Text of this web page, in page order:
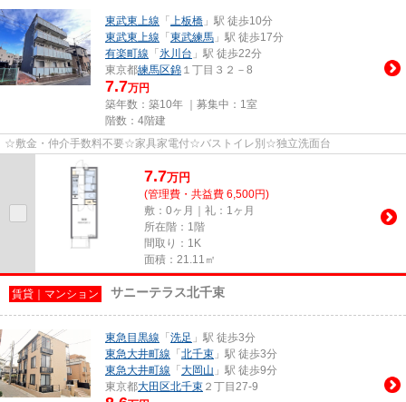
東武東上線 「 上板橋 」駅 徒歩10分
東武東上線 「 東武練馬 」駅 徒歩17分
有楽町線 「 氷川台 」駅 徒歩22分
東京都練馬区錦 １丁目３２－8
7.7万円
築年数：築10年 ｜募集中： 1室
階数：4階建
☆敷金・仲介手数料不要☆家具家電付☆バストイレ別☆独立洗面台
7.7万円
(管理費・共益費 6,500円)
敷：0ヶ月｜礼：1ヶ月
所在階：1階
間取り：1K
面積：21.11㎡
賃貸｜マンション サニーテラス北千束
東急目黒線 「 洗足 」駅 徒歩3分
東急大井町線 「 北千束 」駅 徒歩3分
東急大井町線 「 大岡山 」駅 徒歩9分
東京都大田区北千束 ２丁目27-9